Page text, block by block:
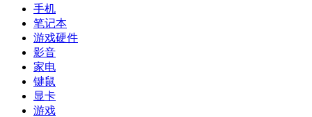
手机
笔记本
游戏硬件
影音
家电
键鼠
显卡
游戏